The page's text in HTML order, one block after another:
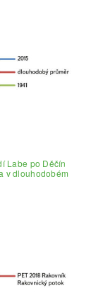
Labe po Děčín
v dlouhodobém